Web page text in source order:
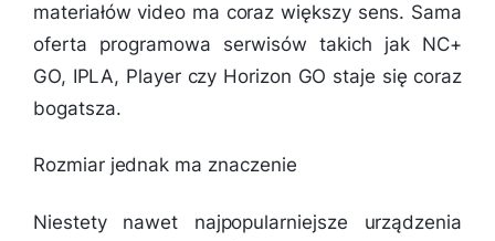
materiałów video ma coraz większy sens. Sama
oferta programowa serwisów takich jak NC+
GO, IPLA, Player czy Horizon GO staje się coraz
bogatsza.
Rozmiar jednak ma znaczenie
Niestety nawet najpopularniejsze urządzenia